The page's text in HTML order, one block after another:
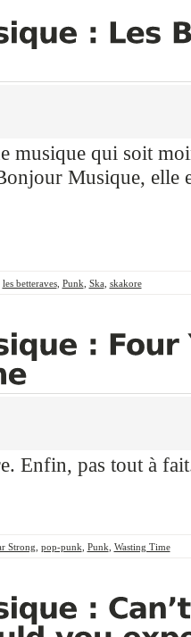
qui soit
Musique, elle
les betteraves, Punk Ska, skakore
Enfin, pas tout à
Strong pop-punk Punk Wasting Time